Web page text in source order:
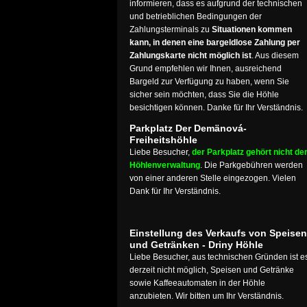
informieren, dass es aufgrund der technischen
und betrieblichen Bedingungen der
Zahlungsterminals zu Situationen kommen
kann, in denen eine bargeldlose Zahlung per
Zahlungskarte nicht möglich ist. Aus diesem
Grund empfehlen wir Ihnen, ausreichend
Bargeld zur Verfügung zu haben, wenn Sie
sicher sein möchten, dass Sie die Höhle
besichtigen können. Danke für Ihr Verständnis.
Parkplatz Der Demänová-
Freiheitshöhle
Liebe Besucher, der Parkplatz gehört nicht der
Höhlenverwaltung. Die Parkgebühren werden
von einer anderen Stelle eingezogen. Vielen
Dank für Ihr Verständnis.
Einstellung des Verkaufs von Speisen
und Getränken - Driny Höhle
Liebe Besucher, aus technischen Gründen ist
derzeit nicht möglich, Speisen und Getränke
sowie Kaffeeautomaten in der Höhle
anzubieten. Wir bitten um Ihr Verständnis.